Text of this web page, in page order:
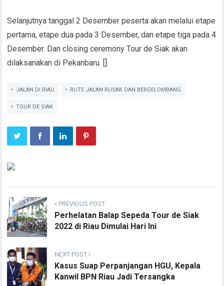
Selanjutnya tanggal 2 Desember peserta akan melalui etape
pertama, etape dua pada 3 Desember, dan etape tiga pada 4
Desember. Dan closing ceremony Tour de Siak akan
dilaksanakan di Pekanbaru. []
JALAN DI RIAU RUTE JALAN RUSAK DAN BERGELOMBANG
TOUR DE SIAK
PREVIOUS POST
Perhelatan Balap Sepeda Tour de Siak
2022 di Riau Dimulai Hari Ini
NEXT POST
Kasus Suap Perpanjangan HGU, Kepala
Kanwil BPN Riau Jadi Tersangka